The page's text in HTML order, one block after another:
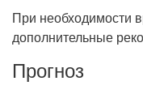
При необходимости
дополнительные
Прогноз